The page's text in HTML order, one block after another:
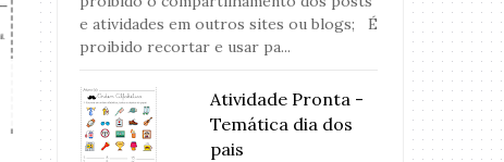
Atividade Pronta - Adição Atividade
e atividades em outros sites ou blogs; É
proibido recortar e usar pa...
Atividade Pronta -
Temática dia dos
pais